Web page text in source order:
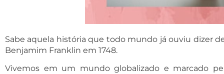
Sabe aquela história que todo mundo já ouviu dizer
Benjamim Franklin em 1748.
Vivemos em um mundo globalizado e marcado